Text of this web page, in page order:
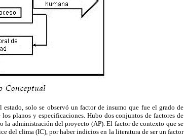
solo se observó un factor de insumo que fue el grado de
planos y especificaciones. Hubo dos conjuntos de factores de
la administración del proyecto (AP). El factor de contexto que se
del clima (IC), por haber indicios en la literatura de ser un factor